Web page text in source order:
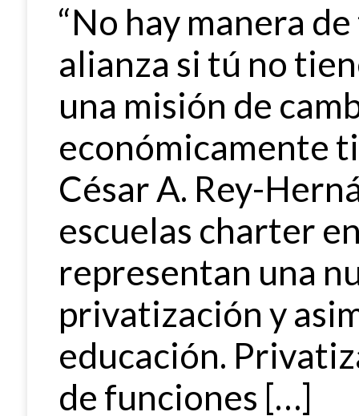
“No hay manera
alianza si tú no
una misión de
económicamente
César A. Rey-
escuelas charter
representan una
privatización y
educación.
de funciones […]